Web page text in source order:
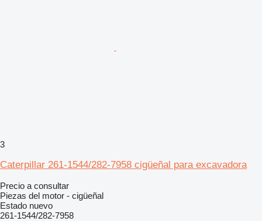
3
Caterpillar 261-1544/282-7958 cigüeñal para excavadora
Precio a consultar
Piezas del motor - cigüeñal
Estado nuevo
261-1544/282-7958